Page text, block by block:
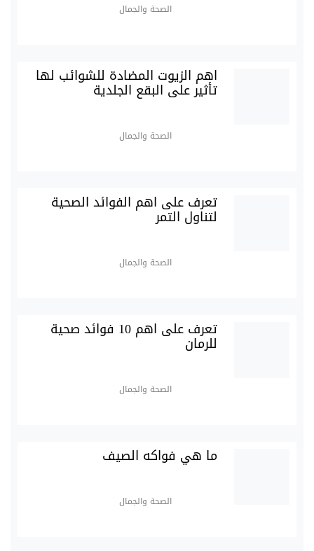
الصحة والجمال
اهم الزيوت المضادة للشوائب لها
تأثير على البقع الجلدية
الصحة والجمال
تعرف على اهم الفوائد الصحية
لتناول التمر
الصحة والجمال
تعرف على اهم 10 فوائد صحية
للرمان
الصحة والجمال
ما هي فواكه الصيف
الصحة والجمال